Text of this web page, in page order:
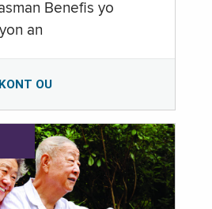
Benefis yo
an
OU